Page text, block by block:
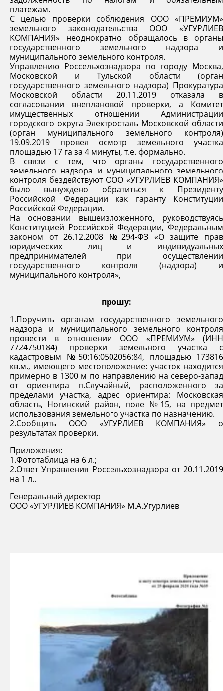
платежам.
С целью проверки соблюдения ООО «ПРЕМИУМ»
земельного законодательства ООО «УГУРЛИЕВ
КОМПАНИЯ» неоднократно обращалось в органы
государственного земельного надзора и
муниципального земельного контроля.
Управлению Россельхознадзора по городу Москва,
Московской и Тульской области (орган
государственного земельного надзора) Прокуратура
Московской области 20.11.2019 отказала в
согласовании внеплановой проверки, а Комитет
имущественных отношении Администрации
городского округа Электросталь Московской области
(орган муниципального земельного контроля)
19.09.2019 провел осмотр земельного участка
площадью 17 га за 4 минуты, т.е. формально.
В связи с тем, что органы государственного
земельного надзора и муниципального земельного
контроля бездействуют ООО «УГУРЛИЕВ КОМПАНИЯ»
было вынуждено обратиться к Президенту
Российской Федерации как гаранту Конституции
Российской Федерации.
На основании вышеизложенного, руководствуясь
Конституцией Российской Федерации, Федеральным
законом от 26.12.2008 №294-ФЗ «О защите прав
юридических лиц и индивидуальных
предпринимателей при осуществлении
государственного контроля (надзора) и
муниципального контроля»,
прошу:
1.Поручить органам государственного земельного
надзора и муниципального земельного контроля
провести в отношении ООО «ПРЕМИУМ» (ИНН
7724750184) проверки земельного участка с
кадастровым №50:16:0502056:84, площадью 173816
кв.м., имеющего местоположение: участок находится
примерно в 1300 м по направлению на северо-запад
от ориентира п.Случайный, расположенного за
пределами участка, адрес ориентира: Московская
область, Ногинский район, поле №15, на предмет
использования земельного участка по назначению.
2.Сообщить ООО «УГУРЛИЕВ КОМПАНИЯ» о
результатах проверки.
Приложения:
1.Фототаблица на 6 л.;
2.Ответ Управления Россельхознадзора от 20.11.2019
на 1 л..
Генеральный директор
ООО «УГУРЛИЕВ КОМПАНИЯ» М.А.Угурлиев